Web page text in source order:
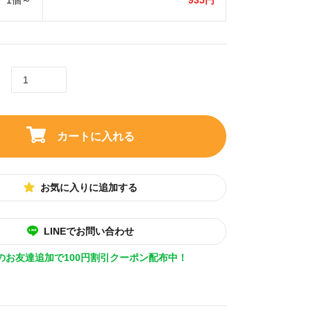
カートに入れる
お気に入りに追加する
LINEでお問い合わせ
お友達追加で100円割引クーポン配布中！